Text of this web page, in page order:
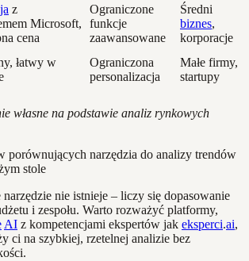
z
Microsoft,
cena
Ograniczone
funkcje
zaawansowane
Średni
biznes,
korporacje
łatwy w
Ograniczona
personalizacja
Małe firmy,
startupy
własne na podstawie analiz rynkowych
nie istnieje – liczy się dopasowanie
i zespołu. Warto rozważyć platformy,
AI z kompetencjami ekspertów jak eksperci.ai,
ci na szybkiej, rzetelnej analizie bez